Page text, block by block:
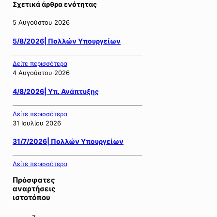
Σχετικά άρθρα ενότητας
5 Αυγούστου 2026
5/8/2026| Πολλών Υπουργείων
Δείτε περισσότερα
4 Αυγούστου 2026
4/8/2026| Υπ. Ανάπτυξης
Δείτε περισσότερα
31 Ιουλίου 2026
31/7/2026| Πολλών Υπουργείων
Δείτε περισσότερα
Πρόσφατες
αναρτήσεις
ιστοτόπου